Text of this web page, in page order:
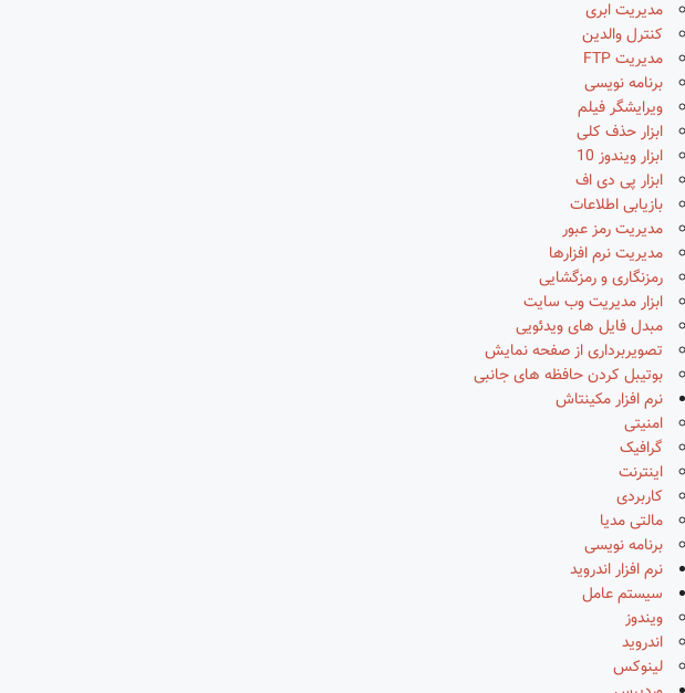
مدیریت ابری
کنترل والدین
مدیریت FTP
برنامه نویسی
ویرایشگر فیلم
ابزار حذف کلی
ابزار ویندوز 10
ابزار پی دی اف
بازیابی اطلاعات
مدیریت رمز عبور
مدیریت نرم افزارها
رمزنگاری و رمزگشایی
ابزار مدیریت وب سایت
مبدل فایل های ویدئویی
تصویربرداری از صفحه نمایش
بوتیبل کردن حافظه های جانبی
نرم افزار مکینتاش
امنیتی
گرافیک
اینترنت
کاربردی
مالتی مدیا
برنامه نویسی
نرم افزار اندروید
سیستم عامل
ویندوز
اندروید
لینوکس